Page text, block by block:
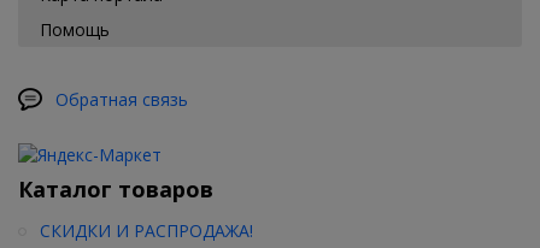
Помощь
Обратная связь
Каталог товаров
СКИДКИ И РАСПРОДАЖА!